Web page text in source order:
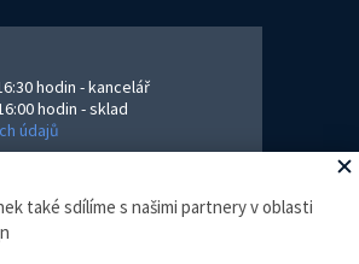
hodin - kancelář
hodin - sklad
údajů
také sdílíme s našimi partnery v oblasti